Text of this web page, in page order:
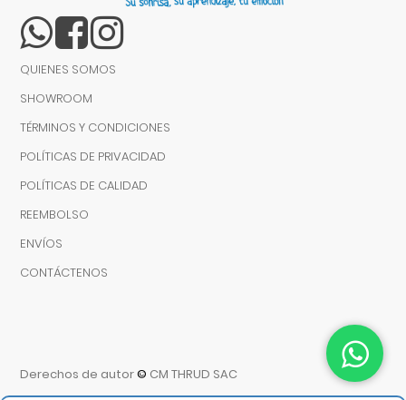
QUIENES SOMOS
SHOWROOM
TÉRMINOS Y CONDICIONES
POLÍTICAS DE PRIVACIDAD
POLÍTICAS DE CALIDAD
REEMBOLSO
ENVÍOS
CONTÁCTENOS
Derechos de autor© CM THRUD SAC